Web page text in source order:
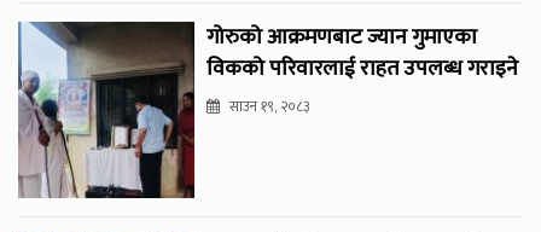
गोरुको आक्रमणबाट ज्यान गुमाएका
विकको परिवारलाई राहत उपलब्ध गराइने
साउन १९, २०८३